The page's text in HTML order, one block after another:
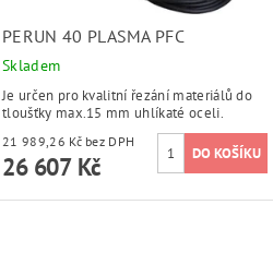
PERUN 40 PLASMA PFC
Skladem
Je určen pro kvalitní řezání materiálů do
tloušťky max.15 mm uhlíkaté oceli.
21 989,26 Kč bez DPH
26 607 Kč